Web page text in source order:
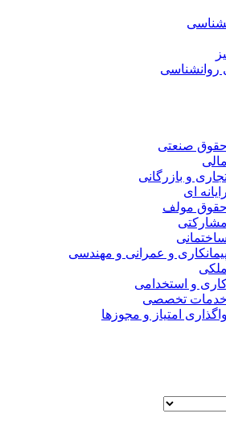
روانشناسی
حقوق صنعتی
و بازرگانی
ای
حقوق مولف
مشارکتی
و عمرانی و مهندسی
و استخدامی
خدمات تخصصی
امتیاز و مجوزها